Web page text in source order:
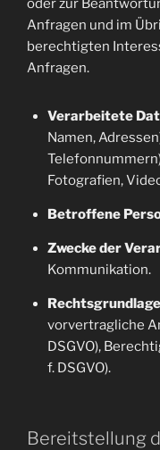
oder zur
Anfragen und im
berechtigten
Anfragen.
Verarbeitete
Namen,
Fotografien,
Betroffene
Zwecke der
Kommunikation.
vorvertragliche
DSGVO),
f. DSGVO).
Bereitstellung